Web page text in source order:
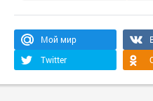
Мой мир
Twitter